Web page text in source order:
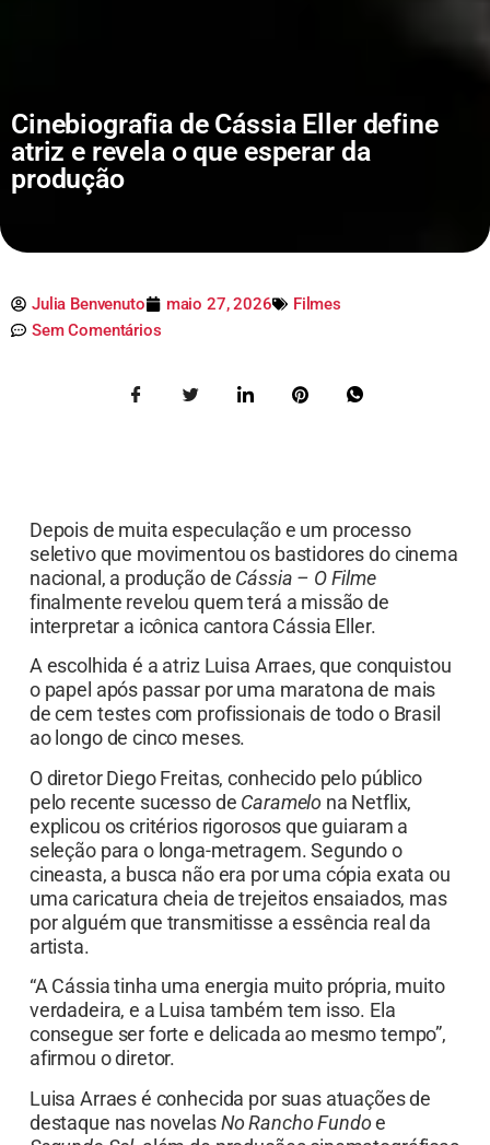
Cinebiografia de Cássia Eller define
atriz e revela o que esperar da
produção
Julia Benvenuto maio 27, 2026
Filmes
Sem Comentários
Depois de muita especulação e um processo
seletivo que movimentou os bastidores do cinema
nacional, a produção de Cássia – O Filme
finalmente revelou quem terá a missão de
interpretar a icônica cantora Cássia Eller.
A escolhida é a atriz Luisa Arraes, que conquistou
o papel após passar por uma maratona de mais
de cem testes com profissionais de todo o Brasil
ao longo de cinco meses.
O diretor Diego Freitas, conhecido pelo público
pelo recente sucesso de Caramelo na Netflix,
explicou os critérios rigorosos que guiaram a
seleção para o longa-metragem. Segundo o
cineasta, a busca não era por uma cópia exata ou
uma caricatura cheia de trejeitos ensaiados, mas
por alguém que transmitisse a essência real da
artista.
“A Cássia tinha uma energia muito própria, muito
verdadeira, e a Luisa também tem isso. Ela
consegue ser forte e delicada ao mesmo tempo”,
afirmou o diretor.
Luisa Arraes é conhecida por suas atuações de
destaque nas novelasNo Rancho Fundoe